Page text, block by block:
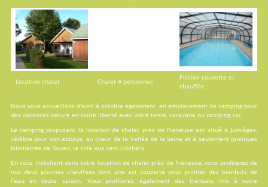
Location chalet Chalet 4 personnes
Piscine couverte et
chauffée
Nous vous accueillons d'avril à octobre également en emplacement de camping pour
des vacances nature en toute liberté avec votre tente, caravane ou camping car.
Le camping proposant la location de chalet près de Freneuse est situé à Jumièges,
célèbre pour son abbaye, au coeur de la Vallée de la Seine et à seulement quelques
kilomètres de Rouen, la ville aux cent clochers.
En vous installant dans votre location de chalet près de Freneuse, vous profiterez de
nos deux piscineschauffées dont une est couverte pour profiter des bienfaits de
l'eau en toute saison. Vous profiterez également des transats mis à votre